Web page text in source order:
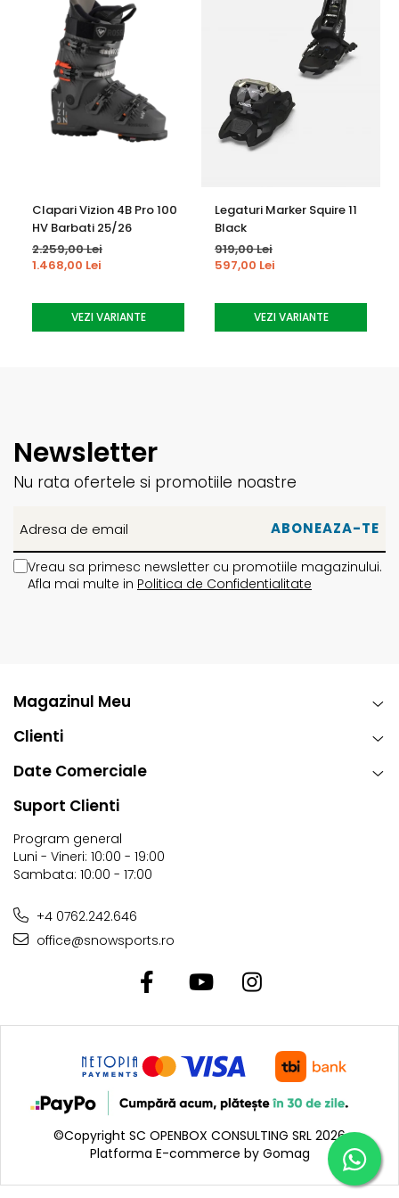
Clapari Vizion 4B Pro 100
HV Barbati 25/26
2.259,00 Lei
1.468,00 Lei
VEZI VARIANTE
Legaturi Marker Squire 11
Black
919,00 Lei
597,00 Lei
VEZI VARIANTE
Newsletter
Nu rata ofertele si promotiile noastre
Vreau sa primesc newsletter cu promotiile magazinului.
Afla mai multe in Politica de Confidentialitate
Magazinul Meu
Clienti
Date Comerciale
Suport Clienti
Program general
Luni - Vineri: 10:00 - 19:00
Sambata: 10:00 - 17:00
+4 0762.242.646
office@snowsports.ro
©Copyright SC OPENBOX CONSULTING SRL 2026
Platforma E-commerce by Gomag